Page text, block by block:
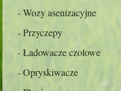
- Wozy asenizacyjne
- Przyczepy
- Ładowacze czołowe
- Opryskiwacze